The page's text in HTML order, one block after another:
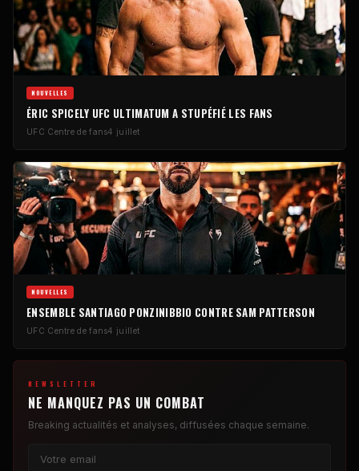
NOUVELLES
ÉRIC SPICELY UFC ULTIMATUM A STUPÉFIÉ LES FANS
UFC Centre de fans4 juillet
NOUVELLES
ENSEMBLE SANTIAGO PONZINIBBIO CONTRE SAM PATTERSON
UFC Centre de fans4 juillet
NEWSLETTER
NE MANQUEZ PAS UN COMBAT
Breaking actualités et analyses, diffusées chaque semaine.